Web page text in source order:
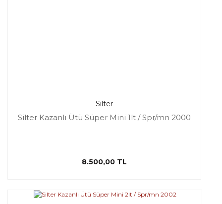
Silter
Silter Kazanlı Ütü Süper Mini 1lt / Spr/mn 2000
8.500,00 TL